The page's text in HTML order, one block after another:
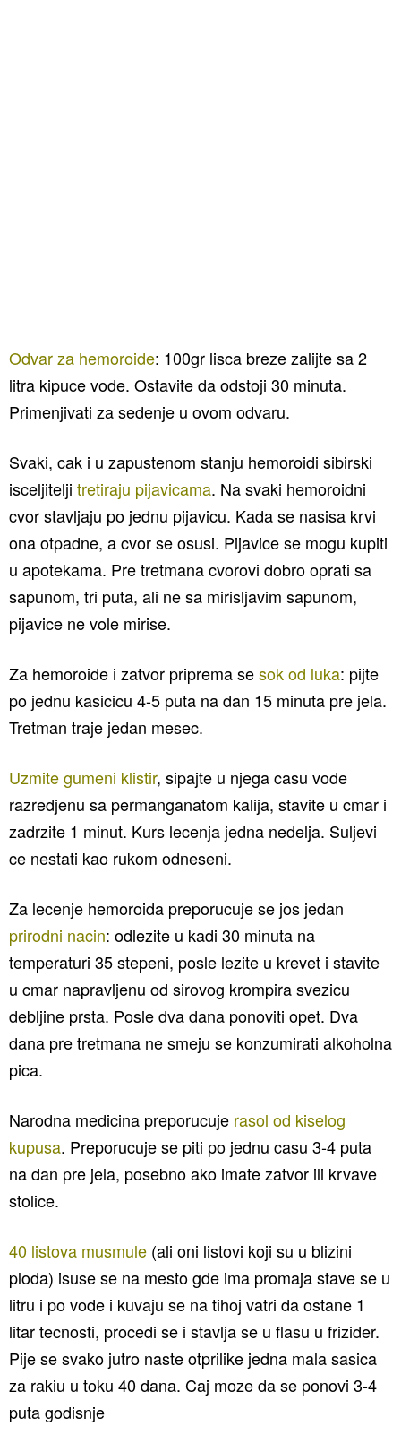
Odvar za hemoroide: 100gr lisca breze zalijte sa 2
litra kipuce vode. Ostavite da odstoji 30 minuta.
Primenjivati za sedenje u ovom odvaru.
Svaki, cak i u zapustenom stanju hemoroidi sibirski
isceljitelji tretiraju pijavicama. Na svaki hemoroidni
cvor stavljaju po jednu pijavicu. Kada se nasisa krvi
ona otpadne, a cvor se osusi. Pijavice se mogu kupiti
u apotekama. Pre tretmana cvorovi dobro oprati sa
sapunom, tri puta, ali ne sa mirisljavim sapunom,
pijavice ne vole mirise.
Za hemoroide i zatvor priprema sesok od luka: pijte
po jednu kasicicu 4-5 puta na dan 15 minuta pre jela.
Tretman traje jedan mesec.
Uzmite gumeni klistir, sipajte u njega casu vode
razredjenu sa permanganatom kalija, stavite u cmar i
zadrzite 1 minut. Kurs lecenja jedna nedelja. Suljevi
ce nestati kao rukom odneseni.
Za lecenje hemoroida preporucuje se jos jedan
prirodni nacin: odlezite u kadi 30 minuta na
temperaturi 35 stepeni, posle lezite u krevet i stavite
u cmar napravljenu od sirovog krompira svezicu
debljine prsta. Posle dva dana ponoviti opet. Dva
dana pre tretmana ne smeju se konzumirati alkoholna
pica.
Narodna medicina preporucuje rasol od kiselog
kupusa. Preporucuje se piti po jednu casu 3-4 puta
na dan pre jela, posebno ako imate zatvor ili krvave
stolice.
40 listova musmule (ali oni listovi koji su u blizini
ploda) isuse se na mesto gde ima promaja stave se u
litru i po vode i kuvaju se na tihoj vatri da ostane 1
litar tecnosti, procedi se i stavlja se u flasu u frizider.
Pije se svako jutro naste otprilike jedna mala sasica
za rakiu u toku 40 dana. Caj moze da se ponovi 3-4
puta godisnje